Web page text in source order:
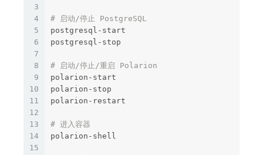
3
4
5
6
7
8
9
10
11
12
13
14
15
# 启动/停止 PostgreSQL
postgresql-start
postgresql-stop
# 启动/停止/重启 Polarion
polarion-start
polarion-stop
polarion-restart
# 进入容器
polarion-shell